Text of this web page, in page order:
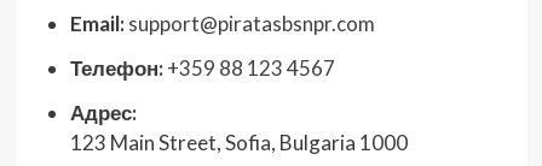
Email: support@piratasbsnpr.com
Телефон: +359 88 123 4567
Адрес:
123 Main Street, Sofia, Bulgaria 1000